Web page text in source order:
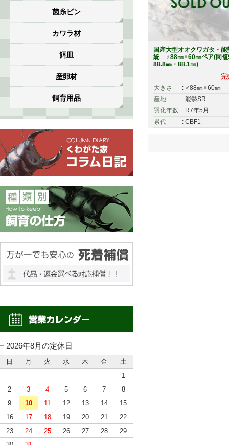
国産大型オオクワガタ・能
統 ♂88㎜♀60㎜ペア(同複
88.8㎜・88.1㎜)
完
大きさ
: ♂88㎜♀60㎜
産地
: 能勢SR
羽化年数 : R7年5月
累代
: CBF1
菌糸ビン
カワラ材
餌皿
産卵材
飼育用品
2026年8月の定休日
日 月 火 水 木 金
土
1
2
3 4 5 6 7
8
9
10 11 12 13 14
15
16
17 18 19 20 21
22
23
24 25 26 27 28
29